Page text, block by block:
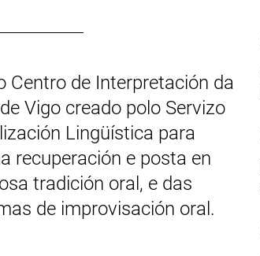
Centro de Interpretación da
Vigo creado polo Servizo
Lingüística para
recuperación e posta en
tradición oral, e das
de improvisación oral.